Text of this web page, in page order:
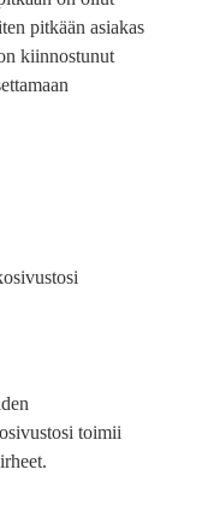
pitkään asiakas
kiinnostunut
toimii